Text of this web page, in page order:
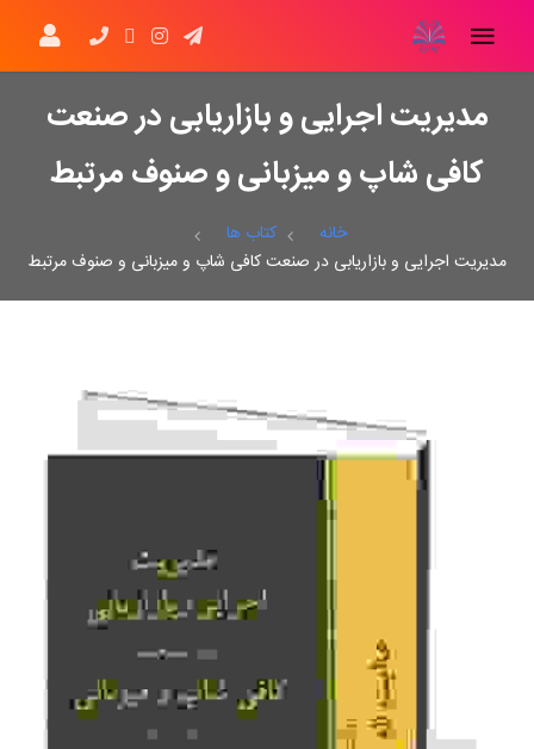
مدیریت اجرایی و بازاریابی در صنعت
کافی شاپ و میزبانی و صنوف مرتبط
خانه
کتاب ها
مدیریت اجرایی و بازاریابی در صنعت کافی شاپ و میزبانی و صنوف مرتبط